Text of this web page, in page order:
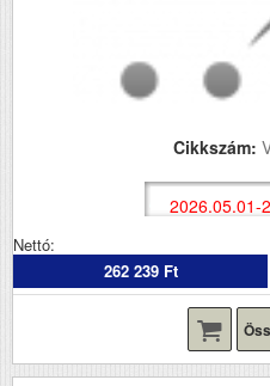
Cikkszám:
2026.05.01-
Nettó:
262 239 Ft